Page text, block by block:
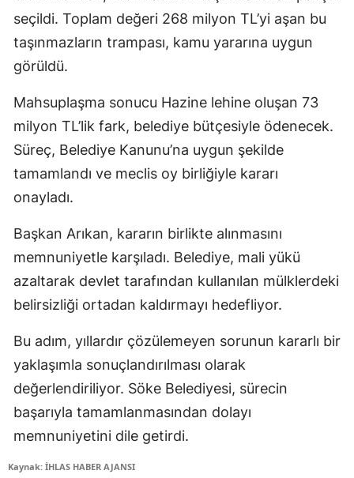
seçildi. Toplam değeri 268 milyon TL’yi aşan bu
taşınmazların trampası, kamu yararına uygun
görüldü.
Mahsuplaşma sonucu Hazine lehine oluşan 73
milyon TL’lik fark, belediye bütçesiyle ödenecek.
Süreç, Belediye Kanunu’na uygun şekilde
tamamlandı ve meclis oy birliğiyle kararı
onayladı.
Başkan Arıkan, kararın birlikte alınmasını
memnuniyetle karşıladı. Belediye, mali yükü
azaltarak devlet tarafından kullanılan mülklerdeki
belirsizliği ortadan kaldırmayı hedefliyor.
Bu adım, yıllardır çözülemeyen sorunun kararlı bir
yaklaşımla sonuçlandırılması olarak
değerlendiriliyor. Söke Belediyesi, sürecin
başarıyla tamamlanmasından dolayı
memnuniyetini dile getirdi.
Kaynak: İHLAS HABER AJANSI